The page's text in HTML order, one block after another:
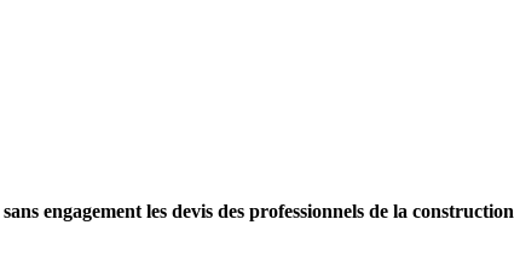
sans engagement les devis des professionnels de la construction